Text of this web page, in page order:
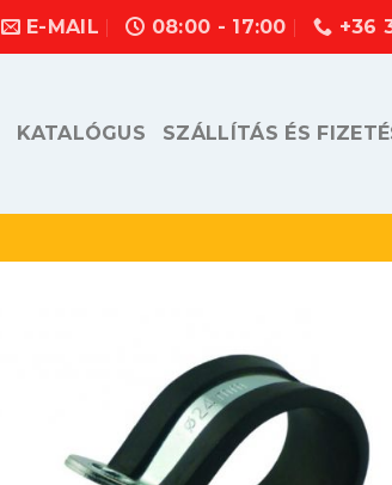
E-MAIL 08:00 - 17:00 +36
KATALÓGUS SZÁLLÍTÁS ÉS